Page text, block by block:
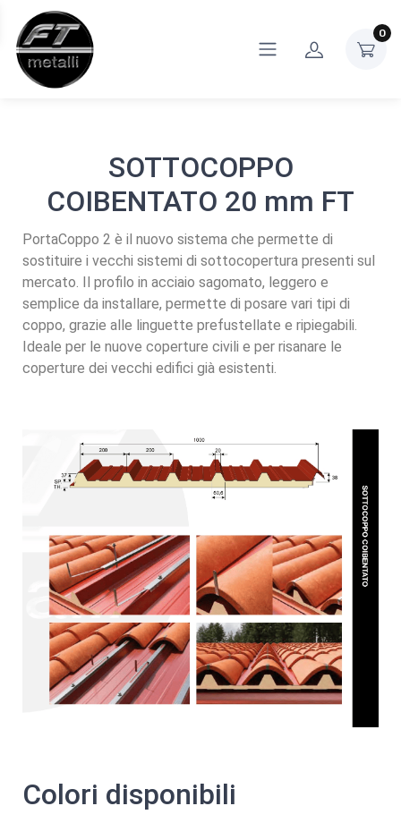
0
SOTTOCOPPO
COIBENTATO 20 mm FT
PortaCoppo 2 è il nuovo sistema che permette di
sostituire i vecchi sistemi di sottocopertura presenti sul
mercato. Il profilo in acciaio sagomato, leggero e
semplice da installare, permette di posare vari tipi di
coppo, grazie alle linguette prefustellate e ripiegabili.
Ideale per le nuove coperture civili e per risanare le
coperture dei vecchi edifici già esistenti.
Colori disponibili